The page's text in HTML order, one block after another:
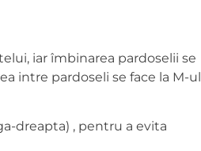
iar îmbinarea pardoselii se
intre pardoseli se face la M-ul
dreapta) , pentru a evita